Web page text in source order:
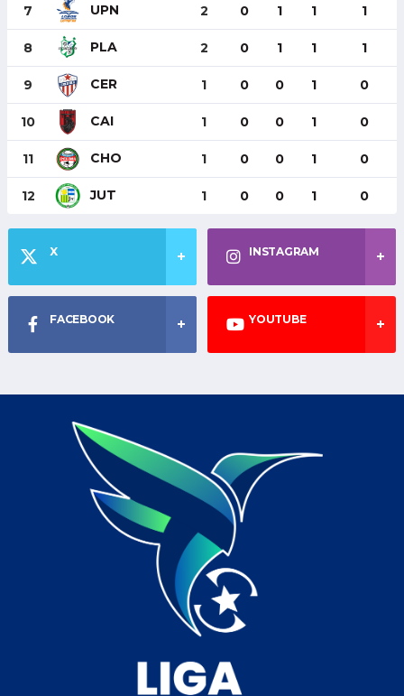
7 UPN 2 0 1 1 1
8 PLA 2 0 1 1 1
9 CER 1 0 0 1 0
10 CAI 1 0 0 1 0
11 CHO 1 0 0 1 0
12 JUT 1 0 0 1 0
X INSTAGRAM
FACEBOOK YOUTUBE